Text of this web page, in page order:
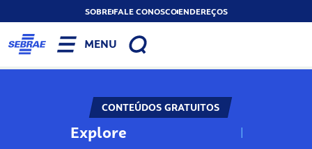
SOBREFALE CONOSCOENDEREÇOS
MENU
CONTEÚDOS GRATUITOS
Explore N